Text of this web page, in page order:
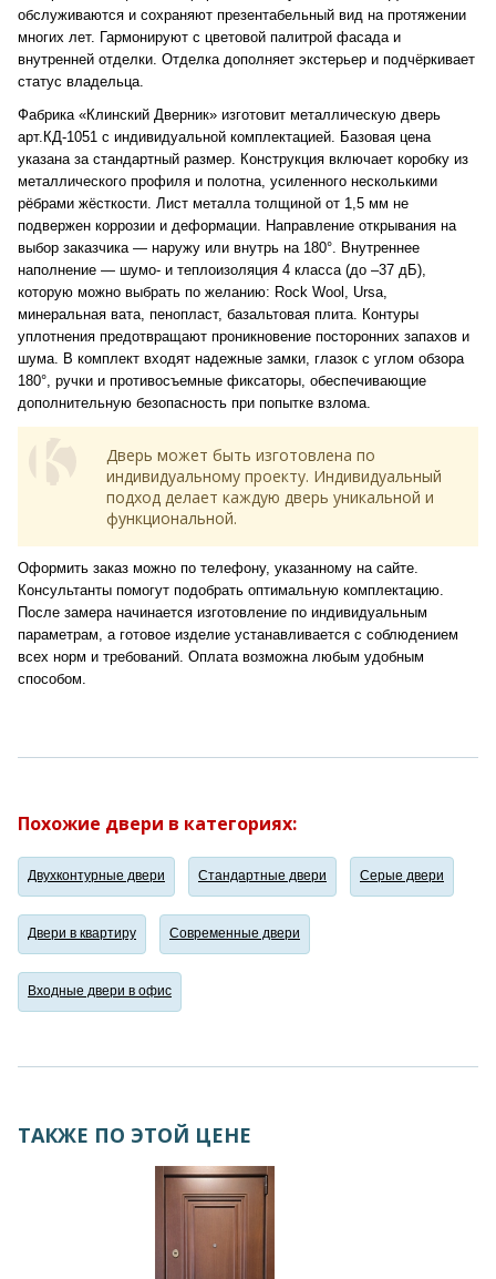
обслуживаются и сохраняют презентабельный вид на протяжении
многих лет. Гармонируют с цветовой палитрой фасада и
внутренней отделки. Отделка дополняет экстерьер и подчёркивает
статус владельца.
Фабрика «Клинский Дверник» изготовит металлическую дверь
арт.КД-1051 с индивидуальной комплектацией. Базовая цена
указана за стандартный размер. Конструкция включает коробку из
металлического профиля и полотна, усиленного несколькими
рёбрами жёсткости. Лист металла толщиной от 1,5 мм не
подвержен коррозии и деформации. Направление открывания на
выбор заказчика — наружу или внутрь на 180°. Внутреннее
наполнение — шумо- и теплоизоляция 4 класса (до –37 дБ),
которую можно выбрать по желанию: Rock Wool, Ursa,
минеральная вата, пенопласт, базальтовая плита. Контуры
уплотнения предотвращают проникновение посторонних запахов и
шума. В комплект входят надежные замки, глазок с углом обзора
180°, ручки и противосъемные фиксаторы, обеспечивающие
дополнительную безопасность при попытке взлома.
Дверь может быть изготовлена по
индивидуальному проекту. Индивидуальный
подход делает каждую дверь уникальной и
функциональной.
Оформить заказ можно по телефону, указанному на сайте.
Консультанты помогут подобрать оптимальную комплектацию.
После замера начинается изготовление по индивидуальным
параметрам, а готовое изделие устанавливается с соблюдением
всех норм и требований. Оплата возможна любым удобным
способом.
Похожие двери в категориях:
Двухконтурные двери Стандартные двери Серые двери
Двери в квартиру Современные двери
Входные двери в офис
ТАКЖЕ ПО ЭТОЙ ЦЕНЕ